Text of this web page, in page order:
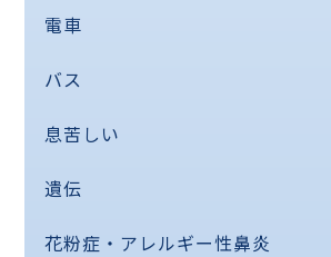
電車
バス
息苦しい
遺伝
花粉症・アレルギー性鼻炎